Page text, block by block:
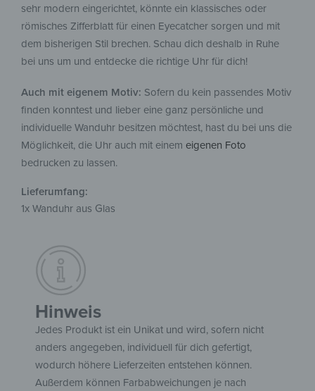
sehr modern eingerichtet, könnte ein klassisches oder
römisches Zifferblatt für einen Eyecatcher sorgen und mit
dem bisherigen Stil brechen. Schau dich deshalb in Ruhe
bei uns um und entdecke die richtige Uhr für dich!
Auch mit eigenem Motiv: Sofern du kein passendes Motiv
finden konntest und lieber eine ganz persönliche und
individuelle Wanduhr besitzen möchtest, hast du bei uns die
Möglichkeit, die Uhr auch mit einem eigenen Foto
bedrucken zu lassen.
Lieferumfang:
1x Wanduhr aus Glas
Hinweis
Jedes Produkt ist ein Unikat und wird, sofern nicht
anders angegeben, individuell für dich gefertigt,
wodurch höhere Lieferzeiten entstehen können.
Außerdem können Farbabweichungen je nach